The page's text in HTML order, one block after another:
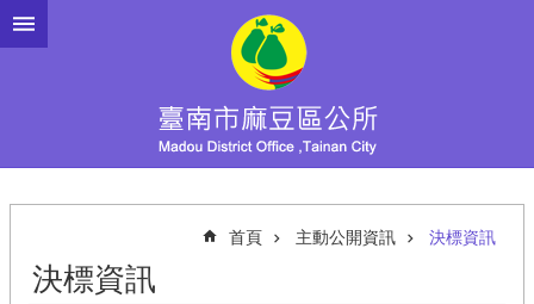
跳到主要內容區塊
首頁 主動公開資訊 決標資訊
決標資訊